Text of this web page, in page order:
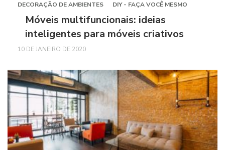
DECORAÇÃO DE AMBIENTES DIY - FAÇA VOCÊ MESMO
Móveis multifuncionais: ideias
inteligentes para móveis criativos
10 DE JANEIRO DE 2020